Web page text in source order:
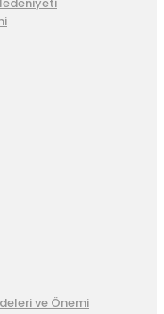
ve Önemi